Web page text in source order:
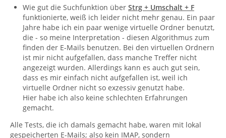
Wie gut die Suchfunktion über Strg + Umschalt + F
funktionierte, weiß ich leider nicht mehr genau. Ein paar
Jahre habe ich ein paar wenige virtuelle Ordner benutzt,
die - so meine Interpretation - diesen Algorithmus zum
finden der E-Mails benutzen. Bei den virtuellen Ordnern
ist mir nicht aufgefallen, dass manche Treffer nicht
angezeigt wurden. Allerdings kann es auch gut sein,
dass es mir einfach nicht aufgefallen ist, weil ich
virtuelle Ordner nicht so exzessiv genutzt habe.
Hier habe ich also keine schlechten Erfahrungen
gemacht.
Alle Tests, die ich damals gemacht habe, waren mit lokal
gespeicherten E-Mails; also kein IMAP, sondern